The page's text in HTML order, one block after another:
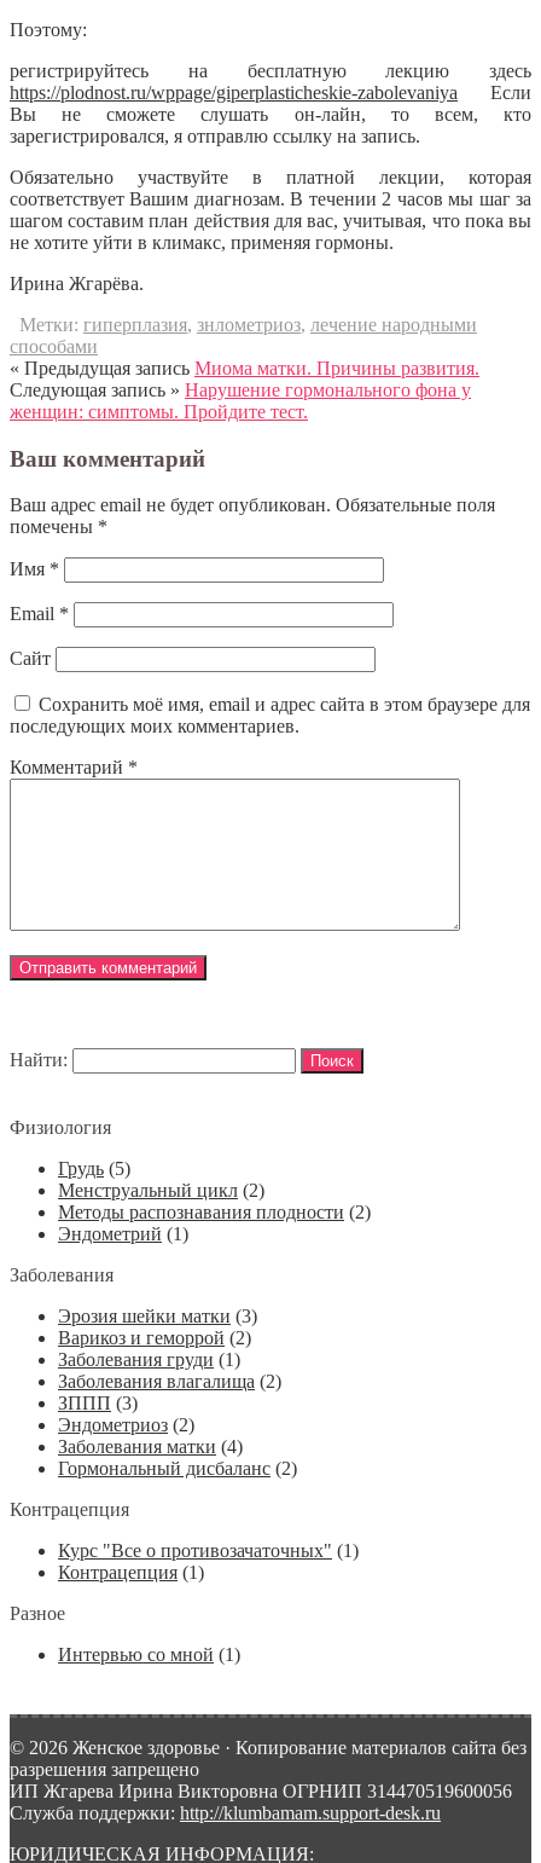
Поэтому:
регистрируйтесь на бесплатную лекцию здесь
https://plodnost.ru/wppage/giperplasticheskie-zabolevaniya Если
Вы не сможете слушать он-лайн, то всем, кто
зарегистрировался, я отправлю ссылку на запись.
Обязательно участвуйте в платной лекции, которая
соответствует Вашим диагнозам. В течении 2 часов мы шаг за
шагом составим план действия для вас, учитывая, что пока вы
не хотите уйти в климакс, применяя гормоны.
Ирина Жгарёва.
Метки: гиперплазия, знлометриоз, лечение народными
способами
« Предыдущая запись Миома матки. Причины развития.
Следующая запись » Нарушение гормонального фона у
женщин: симптомы. Пройдите тест.
Ваш комментарий
Ваш адрес email не будет опубликован. Обязательные поля
помечены *
Имя *
Email *
Сайт
Сохранить моё имя, email и адрес сайта в этом браузере для
последующих моих комментариев.
Комментарий *
Найти:
Физиология
Грудь (5)
Менструальный цикл (2)
Методы распознавания плодности (2)
Эндометрий (1)
Заболевания
Эрозия шейки матки (3)
Варикоз и геморрой (2)
Заболевания груди (1)
Заболевания влагалища (2)
ЗППП (3)
Эндометриоз (2)
Заболевания матки (4)
Гормональный дисбаланс (2)
Контрацепция
Курс "Все о противозачаточных" (1)
Контрацепция (1)
Разное
Интервью со мной (1)
© 2026 Женское здоровье · Копирование материалов сайта без
разрешения запрещено
ИП Жгарева Ирина Викторовна ОГРНИП 314470519600056
Служба поддержки: http://klumbamam.support-desk.ru
ЮРИДИЧЕСКАЯ ИНФОРМАЦИЯ: